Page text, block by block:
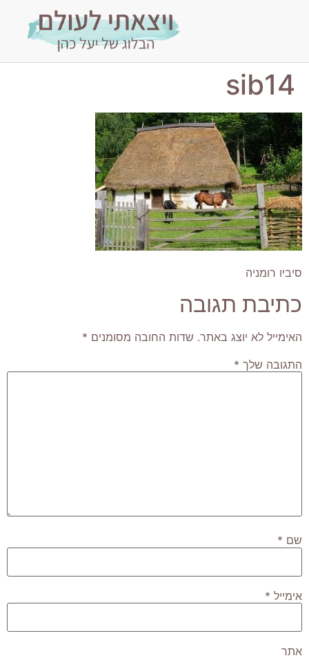
sib14
סיביו רומניה
כתיבת תגובה
האימייל לא יוצג באתר. שדות החובה מסומנים *
התגובה שלך *
שם *
אימייל *
אתר